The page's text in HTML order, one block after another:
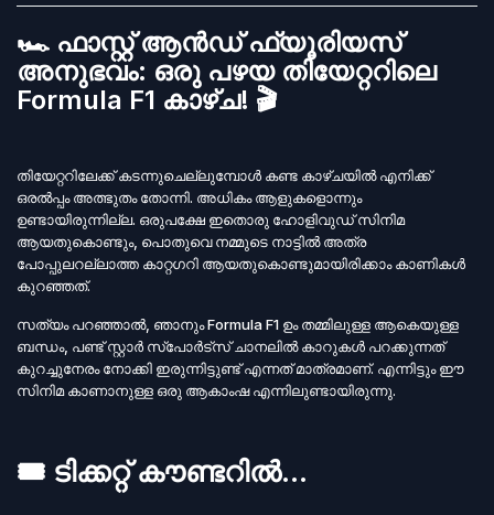
🏎️ ഫാസ്റ്റ് ആൻഡ് ഫ്യൂരിയസ്
അനുഭവം: ഒരു പഴയ തിയേറ്ററിലെ
Formula F1 കാഴ്ച! 🎬
തിയേറ്ററിലേക്ക് കടന്നുചെല്ലുമ്പോൾ കണ്ട കാഴ്ചയിൽ എനിക്ക്
ഒരൽപ്പം അത്ഭുതം തോന്നി. അധികം ആളുകളൊന്നും
ഉണ്ടായിരുന്നില്ല. ഒരുപക്ഷേ ഇതൊരു ഹോളിവുഡ് സിനിമ
ആയതുകൊണ്ടും, പൊതുവെ നമ്മുടെ നാട്ടിൽ അത്ര
പോപ്പുലറല്ലാത്ത കാറ്റഗറി ആയതുകൊണ്ടുമായിരിക്കാം കാണികൾ
കുറഞ്ഞത്.
സത്യം പറഞ്ഞാൽ, ഞാനും Formula F1 ഉം തമ്മിലുള്ള ആകെയുള്ള
ബന്ധം, പണ്ട് സ്റ്റാർ സ്പോർട്‌സ് ചാനലിൽ കാറുകൾ പറക്കുന്നത്
കുറച്ചുനേരം നോക്കി ഇരുന്നിട്ടുണ്ട് എന്നത് മാത്രമാണ്. എന്നിട്ടും ഈ
സിനിമ കാണാനുള്ള ഒരു ആകാംഷ എന്നിലുണ്ടായിരുന്നു.
🎟️ ടിക്കറ്റ് കൗണ്ടറിൽ…